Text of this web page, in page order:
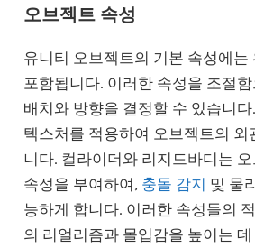
오브젝트 속성
유니티 오브젝트의 기본 속성에는
포함됩니다. 이러한 속성을 조절
배치와 방향을 결정할 수 있습니
텍스처를 적용하여 오브젝트의 외
니다. 컬라이더와 리지드바디는
속성을 부여하여, 충돌 감지 및 물
능하게 합니다. 이러한 속성들의
의 리얼리즘과 몰입감을 높이는